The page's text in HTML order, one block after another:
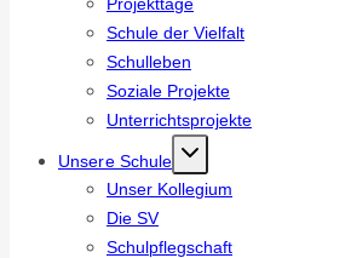
Projekttage
Schule der Vielfalt
Schulleben
Soziale Projekte
Unterrichtsprojekte
Unsere Schule
Unser Kollegium
Die SV
Schulpflegschaft